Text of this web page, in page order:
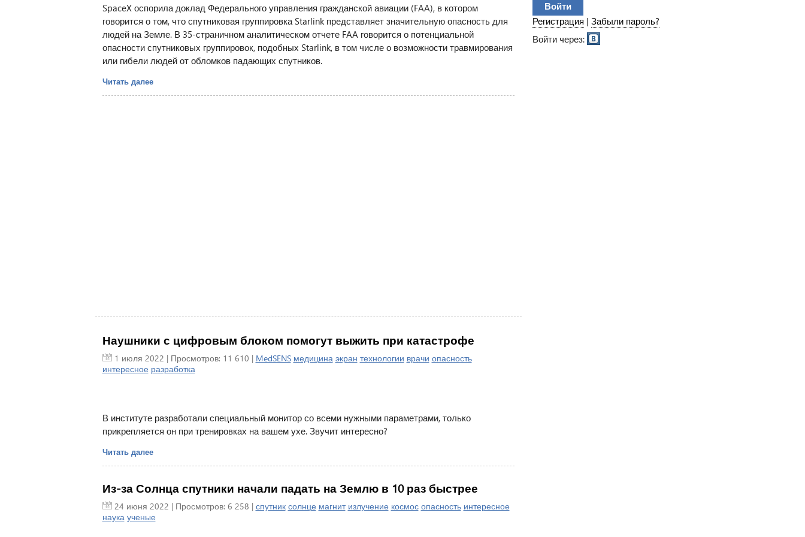
SpaceX оспорила доклад Федерального управления гражданской авиации (FAA), в котором
говорится о том, что спутниковая группировка Starlink представляет значительную опасность для
людей на Земле. В 35-страничном аналитическом отчете FAA говорится о потенциальной
опасности спутниковых группировок, подобных Starlink, в том числе о возможности травмирования
или гибели людей от обломков падающих спутников.
Читать далее
Наушники с цифровым блоком помогут выжить при катастрофе
1 июля 2022 | Просмотров: 11 610 | MedSENS медицина экран технологии врачи опасность
интересное разработка
В институте разработали специальный монитор со всеми нужными параметрами, только
прикрепляется он при тренировках на вашем ухе. Звучит интересно?
Читать далее
Из-за Солнца спутники начали падать на Землю в 10 раз быстрее
24 июня 2022 | Просмотров: 6 258 | спутник солнце магнит излучение космос опасность интересное
наука ученые
Регистрация | Забыли пароль?
Войти через: